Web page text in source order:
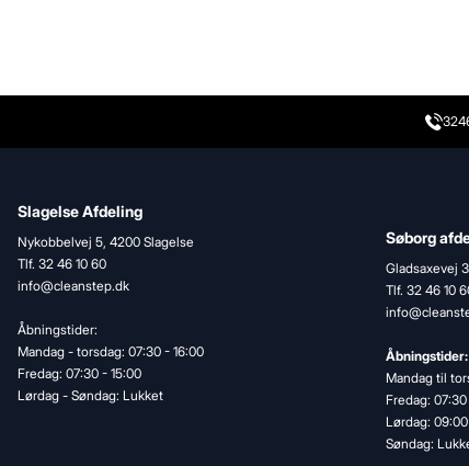
Slagelse Afdeling
Nykobbelvej 5, 4200 Slagelse
Tlf. 32 46 10 60
info@cleanstep.dk
Åbningstider:
Mandag - torsdag: 07:30 - 16:00
Fredag: 07:30 - 15:00
Lørdag - Søndag: Lukket
Søborg
Gladsaxevej
Tlf. 32 46 10
Åbningstider:
Mandag til
Fredag:
Lørdag:
Søndag: